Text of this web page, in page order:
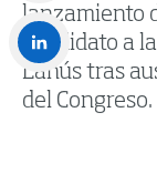
lanzamiento
candidato a
Lanús tras
del Congreso.
WhatsApp
LinkedIn